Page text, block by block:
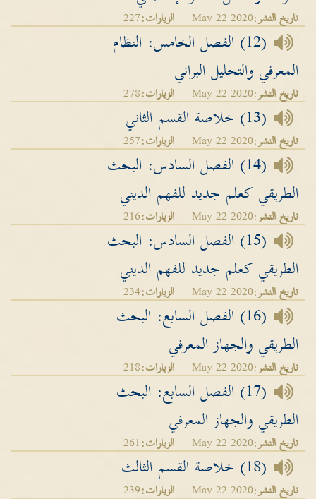
تاريخ النشر:May 22 2020 الزيارات:227
(12) الفصل الخامس: النظام
المعرفي والتحليل البراني
تاريخ النشر:May 22 2020 الزيارات:278
(13) خلاصة القسم الثاني
تاريخ النشر:May 22 2020 الزيارات:257
(14) الفصل السادس: البحث
الطريقي كعلم جديد للفهم الديني
تاريخ النشر:May 22 2020 الزيارات:216
(15) الفصل السادس: البحث
الطريقي كعلم جديد للفهم الديني
تاريخ النشر:May 22 2020 الزيارات:234
(16) الفصل السابع: البحث
الطريقي والجهاز المعرفي
تاريخ النشر:May 22 2020 الزيارات:218
(17) الفصل السابع: البحث
الطريقي والجهاز المعرفي
تاريخ النشر:May 22 2020 الزيارات:261
(18) خلاصة القسم الثالث
تاريخ النشر:May 22 2020 الزيارات:239